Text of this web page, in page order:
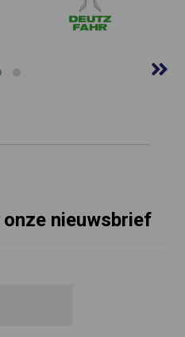
nieuwsbrief